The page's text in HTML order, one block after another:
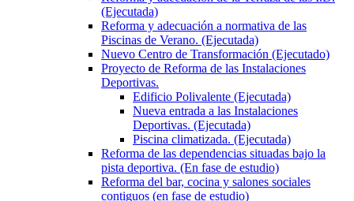
(Ejecutada)
Reforma y adecuación a normativa de las
Piscinas de Verano. (Ejecutada)
Nuevo Centro de Transformación (Ejecutado)
Proyecto de Reforma de las Instalaciones
Deportivas.
Edificio Polivalente (Ejecutada)
Nueva entrada a las Instalaciones
Deportivas. (Ejecutada)
Piscina climatizada. (Ejecutada)
Reforma de las dependencias situadas bajo la
pista deportiva. (En fase de estudio)
Reforma del bar, cocina y salones sociales
contiguos (en fase de estudio)